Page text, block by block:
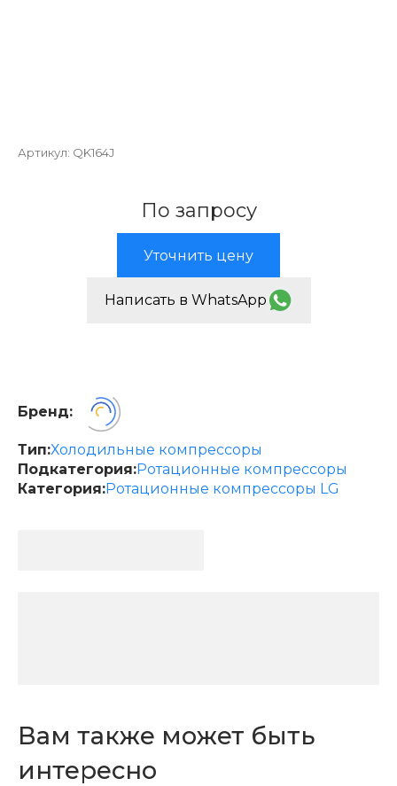
Артикул: QK164J
По запросу
Уточнить цену
Написать в WhatsApp
Бренд:
Тип:Холодильные компрессоры
Подкатегория:Ротационные компрессоры
Категория:Ротационные компрессоры LG
Вам также может быть
интересно